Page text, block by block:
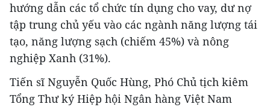
hướng dẫn các tổ chức tín dụng cho vay, dư nợ
tập trung chủ yếu vào các ngành năng lượng tái
tạo, năng lượng sạch (chiếm 45%) và nông
nghiệp Xanh (31%).
Tiến sĩ Nguyễn Quốc Hùng, Phó Chủ tịch kiêm
Tổng Thư ký Hiệp hội Ngân hàng Việt Nam